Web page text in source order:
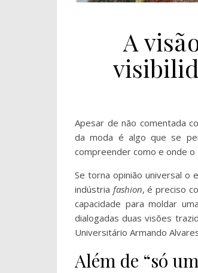
A
Apesar de não comentada
da moda é algo que se
compreender como e onde
Se torna opinião universal o
indústria fashion, é preciso
capacidade para moldar
dialogadas duas visões
Universitário Armando
Além de “só